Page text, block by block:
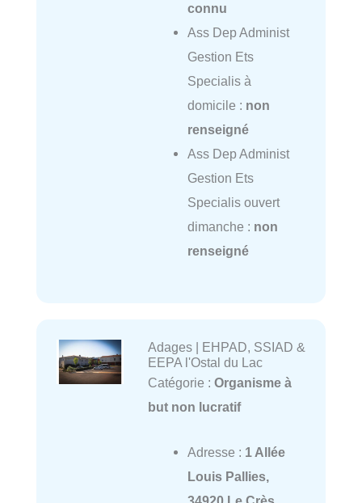
connu
Ass Dep Administ
Gestion Ets
Specialis à
domicile : non
renseigné
Ass Dep Administ
Gestion Ets
Specialis ouvert
dimanche : non
renseigné
Adages | EHPAD, SSIAD &
EEPA l'Ostal du Lac
Catégorie : Organisme à
but non lucratif
Adresse : 1 Allée
Louis Pallies,